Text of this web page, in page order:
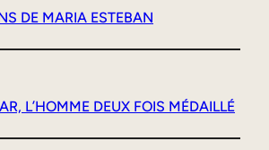
DE MARIA ESTEBAN
L’HOMME DEUX FOIS MÉDAILLÉ